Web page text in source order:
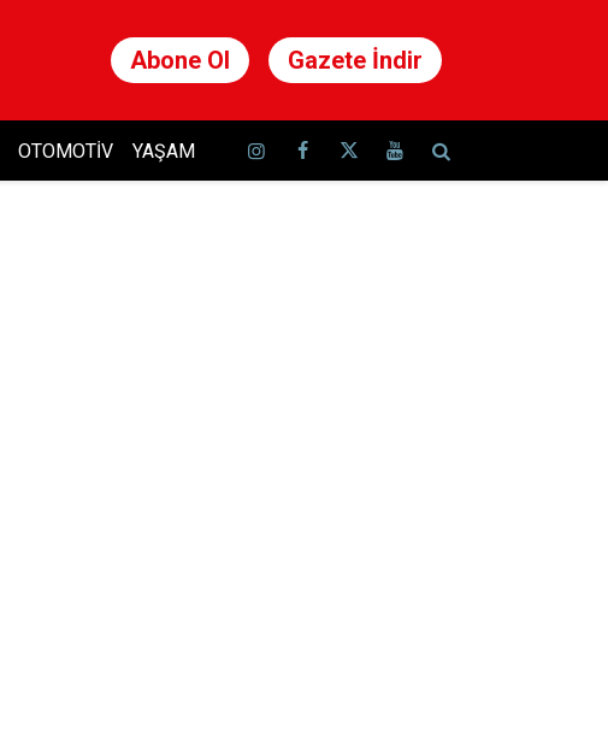
Abone Ol Gazete İndir
OTOMOTIV YAŞAM